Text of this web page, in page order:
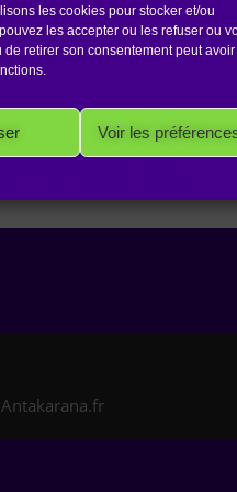
les cookies pour stocker et/ou
les accepter ou les refuser ou
retirer son consentement peut avoir
Voir les